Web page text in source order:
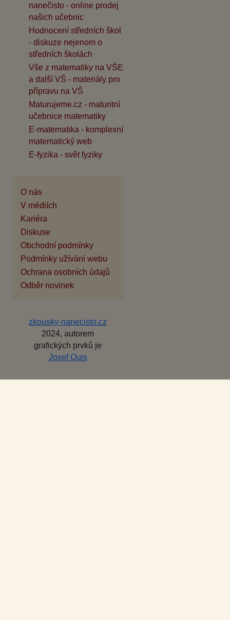
nanečisto - online prodej
našich učebnic
Hodnocení středních škol
- diskuze nejenom o
středních školách
Vše z matematiky na VŠE
a další VŠ - materiály pro
přípravu na VŠ
Maturujeme.cz - maturitní
učebnice matematiky
E-matematika - komplexní
matematický web
E-fyzika - svět fyziky
O nás
V médiích
Kariéra
Diskuse
Obchodní podmínky
Podmínky užívání webu
Ochrana osobních údajů
Odběr novinek
zkousky-nanecisto.cz
2024, autorem
grafických prvků je
Josef Quis